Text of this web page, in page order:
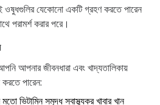
যেকোনো একটি গ্রহণ করতে পারেন
পরামর্শ করার পরে।
আপনার জীবনধারা এবং খাদ্যতালিকায়
করতে পারেন:
ভিটামিন সমৃদ্ধ স্বাস্থ্যকর খাবার খান